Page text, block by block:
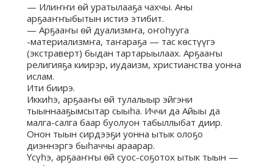
— Илиҥҥи өй уратылааҕа чахчы. Аны
арҕааҥҥыбытын истиэ этибит.
— Арҕааҥы өй дуализмҥа, оҥоһууга
-материализмҥа, таҥараҕа — тас көстүүгэ
(экстраверт) быдан тартарыылаах. Арҕааҥы
религияҕа киирэр, иудаизм, христианства уонна
ислам.
Ити биирэ.
Иккиһэ, арҕааҥы өй тулалыыр эйгэни
тыыннааҕымсытар сыыһа. Иччи да Айыы да
малга-салга баар буолуон табыллыбат диир.
Онон тыын сирдээҕи уонна ытык олоҕо
диэннэргэ быһаччы араарар.
Үсүһэ, арҕааҥҥы өй суос-соҕотох ытык тыын —